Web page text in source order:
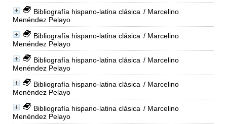
Bibliografía hispano-latina clásica / Marcelino
Menéndez Pelayo
Bibliografía hispano-latina clásica / Marcelino
Menéndez Pelayo
Bibliografía hispano-latina clásica / Marcelino
Menéndez Pelayo
Bibliografía hispano-latina clásica / Marcelino
Menéndez Pelayo
Bibliografía hispano-latina clásica / Marcelino
Menéndez Pelayo